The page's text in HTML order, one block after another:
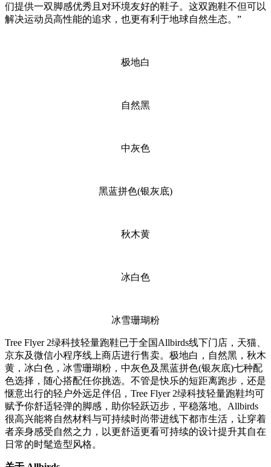
们提供一双脚感优秀且对环境友好的鞋子。这双跑鞋不但可以
解决运动员高性能的追求，也更有利于地球自然生态。”
极地白
自然黑
中灰色
黑蓝拼色(银灰底)
秋木黄
冰白色
冰雪珊瑚粉
Tree Flyer 2绿科技轻量跑鞋已于全国Allbirds线下门店，天猫、
京东及微信小程序线上商店进行售卖。极地白，自然黑，秋木
黄，冰白色，冰雪珊瑚粉，中灰色及黑蓝拼色(银灰底)七种配
色选择，随心搭配任你挑选。不管是快乐的短距离跑步，还是
惬意出行的轻户外远足伴侣，Tree Flyer 2绿科技轻量跑鞋均可
赋予你舒适轻弹的脚感，助你轻跃迈步，平稳落地。Allbirds
很高兴能将自然材料与可持续时尚带进线下都市生活，让穿着
者亲身感受自然之力，以更舒适更看可持续的设计提升其自在
日常的时髦造型风格。